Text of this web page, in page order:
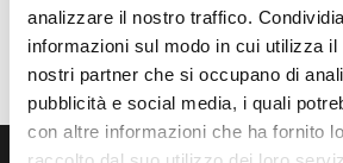
analizzare il nostro traffico.
informazioni sul modo in cui utilizza
nostri partner che si occupano di
pubblicità e social media, i quali
con altre informazioni che ha fornito